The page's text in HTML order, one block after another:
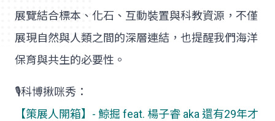
展覽結合標本、化石、互動裝置與科教資源，不僅
展現自然與人類之間的深層連結，也提醒我們海洋
保育與共生的必要性。
🎙️科博揪咪秀：
【策展人開箱】- 鯨掘 feat. 楊子睿 aka 還有29年才